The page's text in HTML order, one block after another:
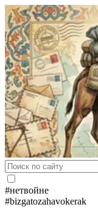
#нетвойне
#bizgatozahavokerak